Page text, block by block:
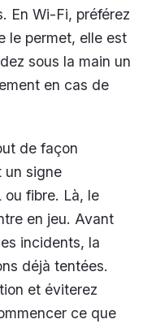
En Wi-Fi, préférez
le permet, elle est
sous la main un
en cas de
de façon
un signe
ou fibre. Là, le
en jeu. Avant
incidents, la
déjà tentées.
et éviterez
ce que